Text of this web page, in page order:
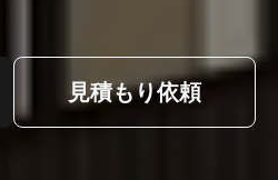
見積もり依頼